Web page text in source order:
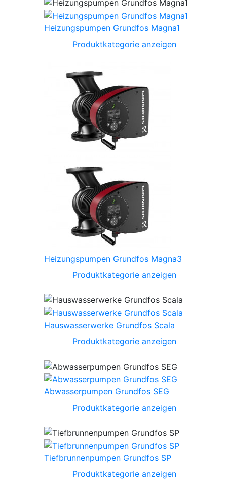
Heizungspumpen Grundfos Magna1
Produktkategorie anzeigen
Heizungspumpen Grundfos Magna3
Produktkategorie anzeigen
Hauswasserwerke Grundfos Scala
Produktkategorie anzeigen
Abwasserpumpen Grundfos SEG
Produktkategorie anzeigen
Tiefbrunnenpumpen Grundfos SP
Produktkategorie anzeigen